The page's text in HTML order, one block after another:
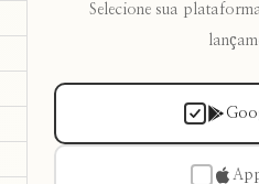
Selecione sua